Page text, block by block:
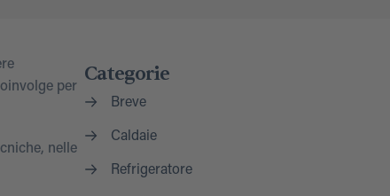
per
nelle
Categorie
Breve
Caldaie
Refrigeratore